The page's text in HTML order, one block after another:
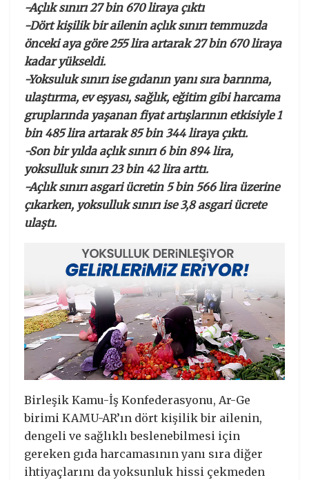
-Açlık sınırı 27 bin 670 liraya çıktı
-Dört kişilik bir ailenin açlık sınırı temmuzda
önceki aya göre 255 lira artarak 27 bin 670 liraya
kadar yükseldi.
-Yoksuluk sınırı ise gıdanın yanı sıra barınma,
ulaştırma, ev eşyası, sağlık, eğitim gibi harcama
gruplarında yaşanan fiyat artışlarının etkisiyle 1
bin 485 lira artarak 85 bin 344 liraya çıktı.
-Son bir yılda açlık sınırı 6 bin 894 lira,
yoksulluk sınırı 23 bin 42 lira arttı.
-Açlık sınırı asgari ücretin 5 bin 566 lira üzerine
çıkarken, yoksulluk sınırı ise 3,8 asgari ücrete
ulaştı.
Birleşik Kamu-İş Konfederasyonu, Ar-Ge
birimi KAMU-AR’ın dört kişilik bir ailenin,
dengeli ve sağlıklı beslenebilmesi için
gereken gıda harcamasının yanı sıra diğer
ihtiyaçlarını da yoksunluk hissi çekmeden